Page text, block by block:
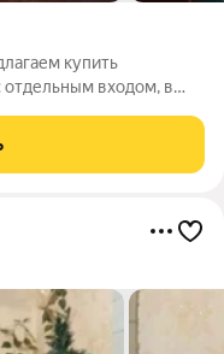
купить
отдельным входом, в
из кирпича.